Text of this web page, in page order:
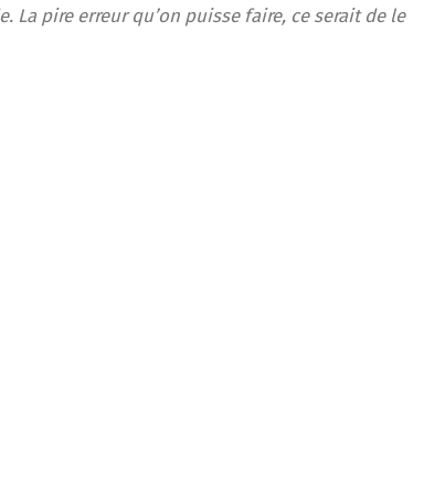
La pire erreur qu’on puisse faire, ce serait de le